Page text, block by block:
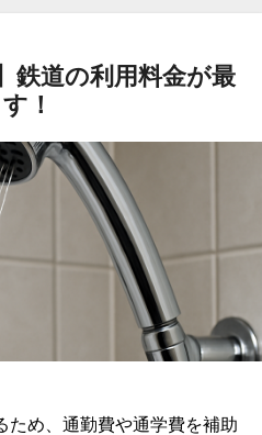
鉄道の利用料金が最
！
ため、通勤費や通学費を補助